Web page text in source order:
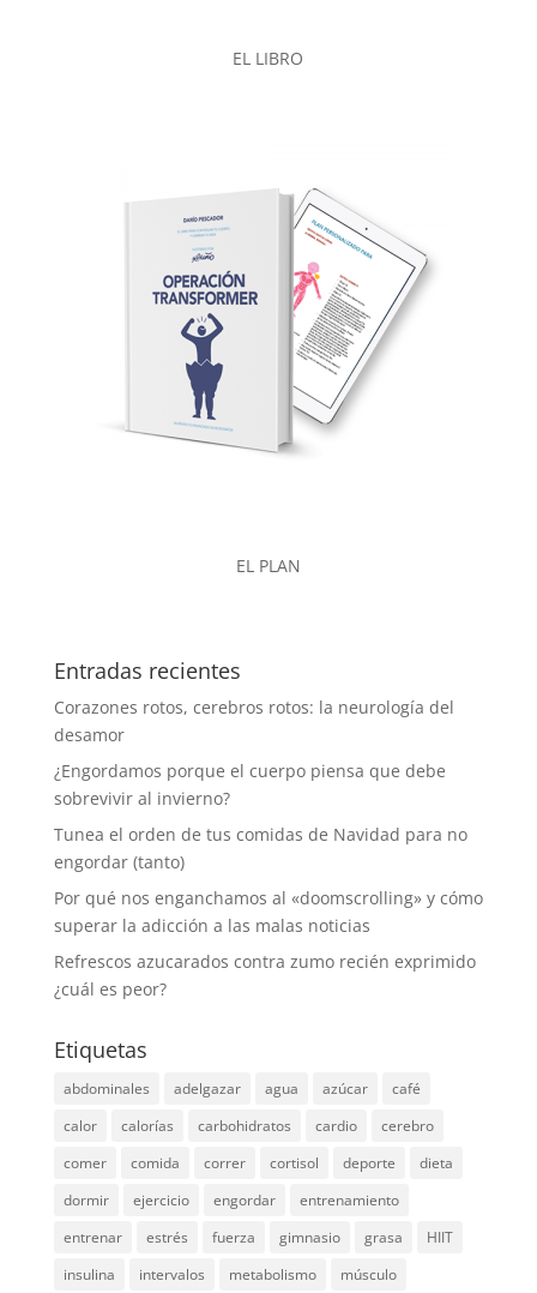
EL LIBRO
EL PLAN
Entradas recientes
Corazones rotos, cerebros rotos: la neurología del
desamor
¿Engordamos porque el cuerpo piensa que debe
sobrevivir al invierno?
Tunea el orden de tus comidas de Navidad para no
engordar (tanto)
Por qué nos enganchamos al «doomscrolling» y cómo
superar la adicción a las malas noticias
Refrescos azucarados contra zumo recién exprimido
¿cuál es peor?
Etiquetas
abdominales adelgazar agua azúcar
café
calor
calorías carbohidratos cardio
cerebro
comer
comida correr cortisol deporte
dieta
dormir
ejercicio engordar
entrenamiento
entrenar
estrés fuerza gimnasio grasa
HIIT
insulina
intervalos metabolismo músculo